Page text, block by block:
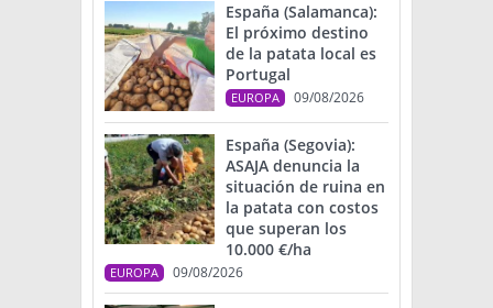
España (Salamanca):
El próximo destino
de la patata local es
Portugal
EUROPA 09/08/2026
España (Segovia):
ASAJA denuncia la
situación de ruina en
la patata con costos
que superan los
10.000 €/ha
EUROPA 09/08/2026